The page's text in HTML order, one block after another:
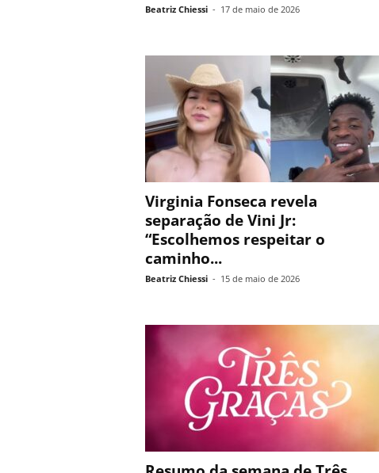
Beatriz Chiessi - 17 de maio de 2026
Virginia Fonseca revela
separação de Vini Jr:
“Escolhemos respeitar o
caminho...
Beatriz Chiessi - 15 de maio de 2026